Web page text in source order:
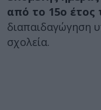
από το 15ο έτος
διαπαιδαγώγηση
σχολεία.